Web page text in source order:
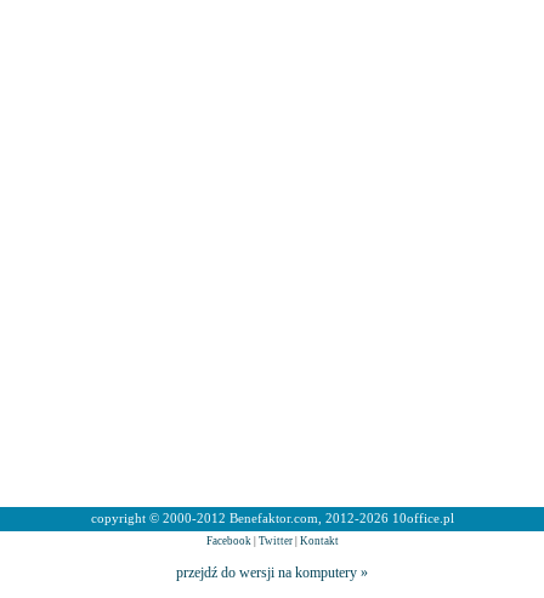
copyright © 2000-2012 Benefaktor.com, 2012-2026 10office.pl
Facebook| Twitter| Kontakt
przejdź do wersji na komputery »